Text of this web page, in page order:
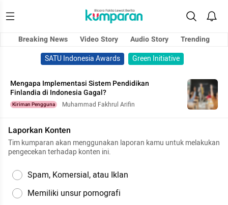
Breaking News Video Story Audio Story
Trending
SATU Indonesia Awards
Green Initiative
Mengapa Implementasi Sistem Pendidikan
Finlandia di Indonesia Gagal?
Kiriman Pengguna Muhammad Fakhrul Arifin
Laporkan Konten
Tim kumparan akan menggunakan laporan kamu untuk melakukan
pengecekan terhadap konten ini.
Spam, Komersial, atau Iklan
Memiliki unsur pornografi